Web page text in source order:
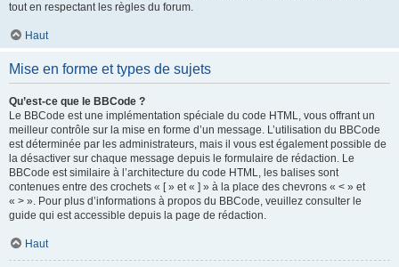
tout en respectant les règles du forum.
Haut
Mise en forme et types de sujets
Qu’est-ce que le BBCode ?
Le BBCode est une implémentation spéciale du code HTML, vous offrant un
meilleur contrôle sur la mise en forme d’un message. L’utilisation du BBCode
est déterminée par les administrateurs, mais il vous est également possible de
la désactiver sur chaque message depuis le formulaire de rédaction. Le
BBCode est similaire à l’architecture du code HTML, les balises sont
contenues entre des crochets « [ » et « ] » à la place des chevrons « < » et
« > ». Pour plus d’informations à propos du BBCode, veuillez consulter le
guide qui est accessible depuis la page de rédaction.
Haut